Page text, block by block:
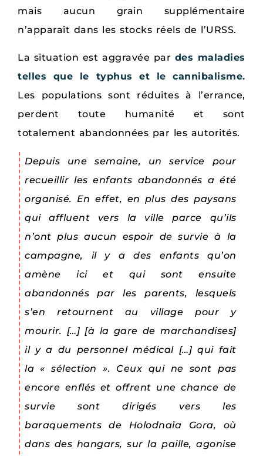
mais aucun grain supplémentaire
n’apparaît dans les stocks réels de l’URSS.
La situation est aggravée par des maladies
telles que le typhus et le cannibalisme.
Les populations sont réduites à l’errance,
perdent toute humanité et sont
totalement abandonnées par les autorités.
Depuis une semaine, un service pour
recueillir les enfants abandonnés a été
organisé. En effet, en plus des paysans
qui affluent vers la ville parce qu’ils
n’ont plus aucun espoir de survie à la
campagne, il y a des enfants qu’on
amène ici et qui sont ensuite
abandonnés par les parents, lesquels
s’en retournent au village pour y
mourir. […] [à la gare de marchandises]
il y a du personnel médical […] qui fait
la « sélection ». Ceux qui ne sont pas
encore enflés et offrent une chance de
survie sont dirigés vers les
baraquements de Holodnaïa Gora, où
dans des hangars, sur la paille, agonise